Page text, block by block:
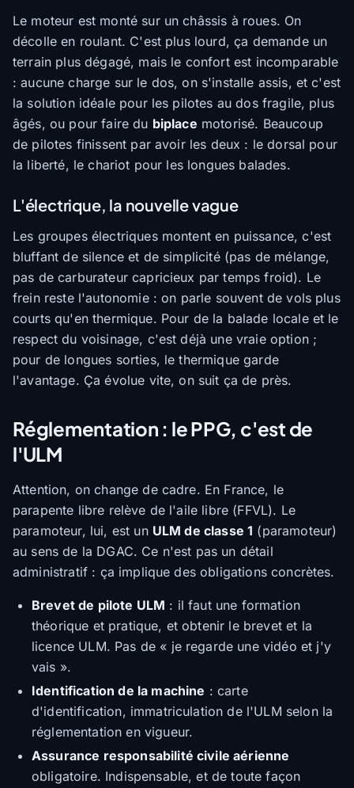
Le moteur est monté sur un châssis à roues. On
décolle en roulant. C'est plus lourd, ça demande un
terrain plus dégagé, mais le confort est incomparable
: aucune charge sur le dos, on s'installe assis, et c'est
la solution idéale pour les pilotes au dos fragile, plus
âgés, ou pour faire du biplace motorisé. Beaucoup
de pilotes finissent par avoir les deux : le dorsal pour
la liberté, le chariot pour les longues balades.
L'électrique, la nouvelle vague
Les groupes électriques montent en puissance, c'est
bluffant de silence et de simplicité (pas de mélange,
pas de carburateur capricieux par temps froid). Le
frein reste l'autonomie : on parle souvent de vols plus
courts qu'en thermique. Pour de la balade locale et le
respect du voisinage, c'est déjà une vraie option ;
pour de longues sorties, le thermique garde
l'avantage. Ça évolue vite, on suit ça de près.
Réglementation : le PPG, c'est de
l'ULM
Attention, on change de cadre. En France, le
parapente libre relève de l'aile libre (FFVL). Le
paramoteur, lui, est un ULM de classe 1 (paramoteur)
au sens de la DGAC. Ce n'est pas un détail
administratif : ça implique des obligations concrètes.
Brevet de pilote ULM : il faut une formation
théorique et pratique, et obtenir le brevet et la
licence ULM. Pas de « je regarde une vidéo et j'y
vais ».
Identification de la machine : carte
d'identification, immatriculation de l'ULM selon la
réglementation en vigueur.
Assurance responsabilité civile aérienne
obligatoire. Indispensable, et de toute façon